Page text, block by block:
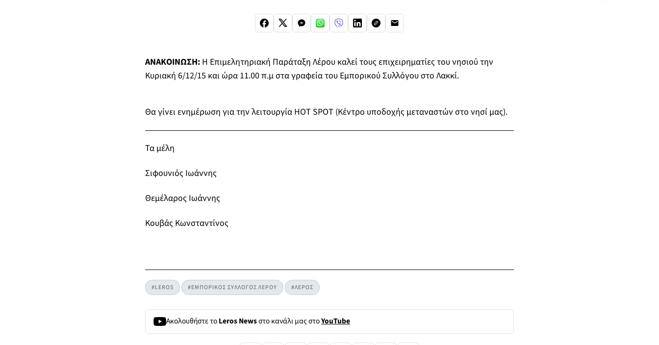
ΑΝΑΚΟΙΝΩΣΗ:Η Επιμελητηριακή Παράταξη Λέρου καλεί τους επιχειρηματίες του νησιού την
Κυριακή 6/12/15 και ώρα 11.00 π.μ στα γραφεία του Εμπορικού Συλλόγου στο Λακκί.
Θα γίνει ενημέρωση για την λειτουργία HOT SPOT (Κέντρο υποδοχής μεταναστών στο νησί μας).
Τα μέλη
Σιφουνιός Ιωάννης
Θεμέλαρος Ιωάννης
Κουβάς Κωνσταντίνος
#LEROS #ΕΜΠΟΡΙΚΟΣ ΣΥΛΛΟΓΟΣ ΛΕΡΟΥ #ΛΕΡΟΣ
Ακολουθήστε τοLeros Newsστο κανάλι μας στοYouTube